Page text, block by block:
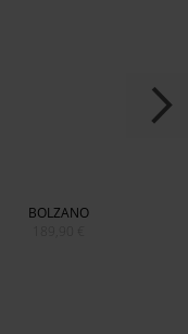
BOLZANO